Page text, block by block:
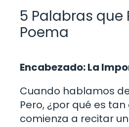
5 Palabras que
Poema
Encabezado: La
Cuando hablamos
Pero, ¿por qué es
comienza a recitar